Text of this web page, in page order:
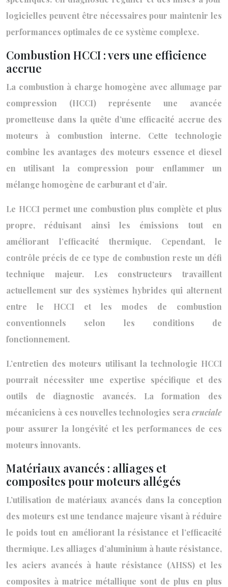
logicielles peuvent être nécessaires pour maintenir les
performances optimales de ce système complexe.
Combustion HCCI : vers une efficience
accrue
La combustion à charge homogène avec allumage par
compression (HCCI) représente une avancée
prometteuse dans la quête d’une efficacité accrue des
moteurs à combustion interne. Cette technologie
combine les avantages des moteurs essence et diesel
en utilisant la compression pour enflammer un
mélange homogène de carburant et d’air.
Le HCCI permet une combustion plus complète et plus
propre, réduisant ainsi les émissions tout en
améliorant l’efficacité thermique. Cependant, le
contrôle précis de ce type de combustion reste un défi
technique majeur. Les constructeurs travaillent
actuellement sur des systèmes hybrides qui alternent
entre le HCCI et les modes de combustion
conventionnels selon les conditions de
fonctionnement.
L’entretien des moteurs utilisant la technologie HCCI
pourrait nécessiter une expertise spécifique et des
outils de diagnostic avancés. La formation des
mécaniciens à ces nouvelles technologies sera cruciale
pour assurer la longévité et les performances de ces
moteurs innovants.
Matériaux avancés : alliages et
composites pour moteurs allégés
L’utilisation de matériaux avancés dans la conception
des moteurs est une tendance majeure visant à réduire
le poids tout en améliorant la résistance et l’efficacité
thermique. Les alliages d’aluminium à haute résistance,
les aciers avancés à haute résistance (AHSS) et les
composites à matrice métallique sont de plus en plus